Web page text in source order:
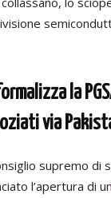
la
via
supremo di
l’apertura di un